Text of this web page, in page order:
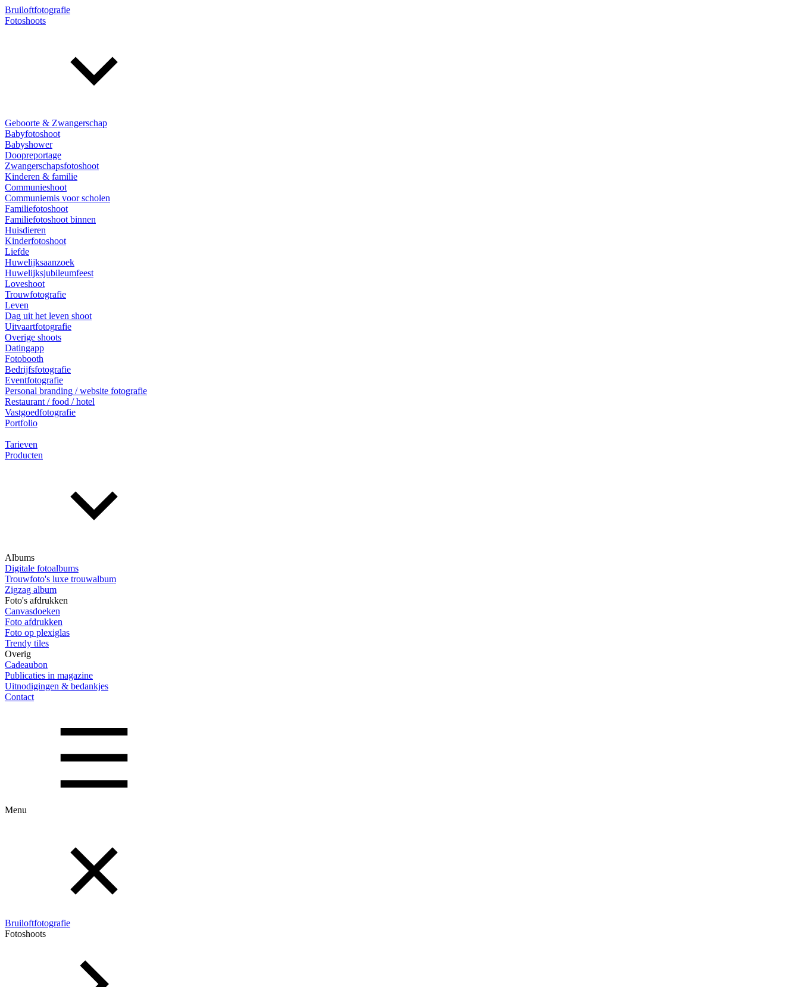
Bruiloftfotografie
Fotoshoots
Geboorte & Zwangerschap
Babyfotoshoot
Babyshower
Doopreportage
Zwangerschapsfotoshoot
Kinderen & familie
Communieshoot
Communiemis voor scholen
Familiefotoshoot
Familiefotoshoot binnen
Huisdieren
Kinderfotoshoot
Liefde
Huwelijksaanzoek
Huwelijksjubileumfeest
Loveshoot
Trouwfotografie
Leven
Dag uit het leven shoot
Uitvaartfotografie
Overige shoots
Datingapp
Fotobooth
Bedrijfsfotografie
Eventfotografie
Personal branding / website fotografie
Restaurant / food / hotel
Vastgoedfotografie
Portfolio
Tarieven
Producten
Albums
Digitale fotoalbums
Trouwfoto's luxe trouwalbum
Zigzag album
Foto's afdrukken
Canvasdoeken
Foto afdrukken
Foto op plexiglas
Trendy tiles
Overig
Cadeaubon
Publicaties in magazine
Uitnodigingen & bedankjes
Contact
Menu
Bruiloftfotografie
Fotoshoots